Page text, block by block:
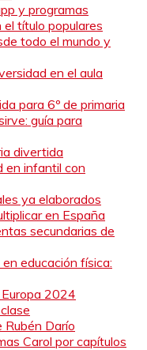
y programas
título populares
todo el mundo y
en el aula
para 6º de primaria
guía para
divertida
en infantil con
ya elaborados
en España
secundarias de
educación física:
2024
Darío
Carol por capítulos